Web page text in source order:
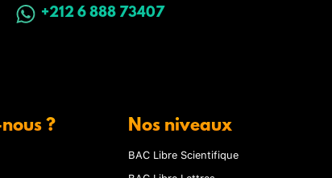
+212 6 888 73407
? Nos niveaux
BAC Libre Scientifique